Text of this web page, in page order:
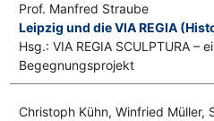
Prof. Manfred Straube
Leipzig und die VIA REGIA
Hsg.: VIA REGIA SCULPTURA –
Begegnungsprojekt
Christoph Kühn, Winfried Müller,